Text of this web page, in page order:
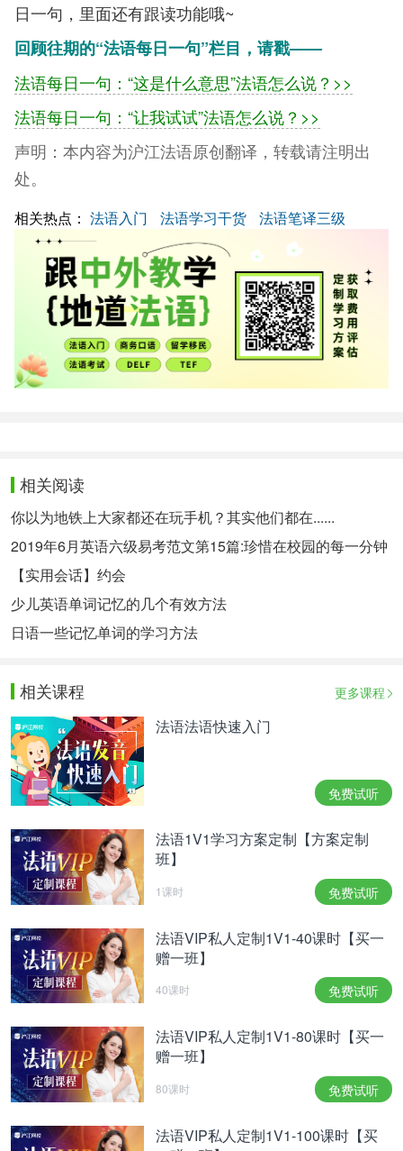
日一句，里面还有跟读功能哦~
回顾往期的“法语每日一句”栏目，请戳——
法语每日一句：“这是什么意思”法语怎么说？>>
法语每日一句：“让我试试”法语怎么说？>>
声明： 本内容为沪江法语原创翻译，转载请注明出
处。
相关热点： 法语入门 法语学习干货 法语笔译三级
相关阅读
你以为地铁上大家都还在玩手机？其实他们都在......
2019年6月英语六级易考范文第15篇:珍惜在校园的每一分钟
【实用会话】约会
少儿英语单词记忆的几个有效方法
日语一些记忆单词的学习方法
相关课程 更多课程
法语法语快速入门
免费试听
法语1V1学习方案定制【方案定制
班】
1课时 免费试听
法语VIP私人定制1V1-40课时【买一
赠一班】
40课时 免费试听
法语VIP私人定制1V1-80课时【买一
赠一班】
80课时 免费试听
法语VIP私人定制1V1-100课时【买